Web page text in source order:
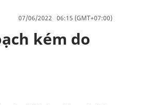
07/06/2022 06:15 (GMT+07:00)
kém do